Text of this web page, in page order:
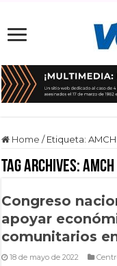
Home / Etiqueta:AMCH
Tag Archives:AMCH
Congreso
apoyar
comunitarios
18 de mayo de 2022